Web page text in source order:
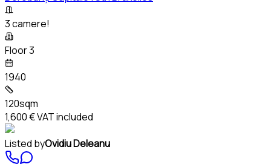
3 camere!
Floor 3
1940
120sqm
1,600 €VAT included
Listed byOvidiu Deleanu